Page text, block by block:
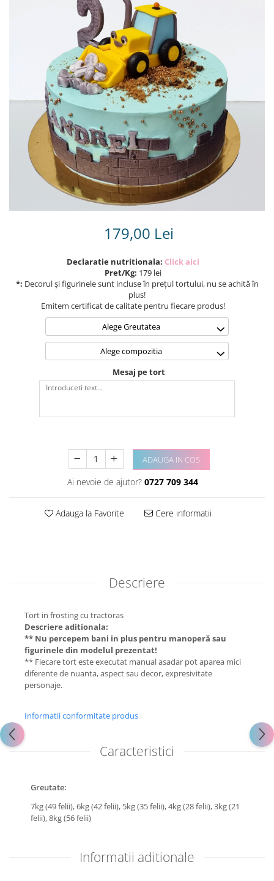
Torturi in frosting- crema pentru
Tortulețe 1.7 kg - 2 kg
179,00 Lei
Declaratie nutritionala: Click aici
Pret/Kg: 179 lei
*: Decorul și figurinele sunt incluse în prețul tortului, nu se achită în
plus!
Emitem certificat de calitate pentru fiecare produs!
Alege Greutatea
Alege compozitia
Mesaj pe tort
ADAUGA IN COS
Ai nevoie de ajutor? 0727 709 344
Adauga la Favorite Cere informatii
Descriere
Tort in frosting cu tractoras
Descriere aditionala:
** Nu percepem bani in plus pentru manoperă sau
figurinele din modelul prezentat!
** Fiecare tort este executat manual asadar pot aparea mici
diferente de nuanta, aspect sau decor, expresivitate
personaje.
Informatii conformitate produs
Caracteristici
Greutate:
7kg (49 felii),6kg (42 felii), 5kg (35 felii),4kg (28 felii),3kg (21
felii),8kg (56 felii)
Informatii aditionale